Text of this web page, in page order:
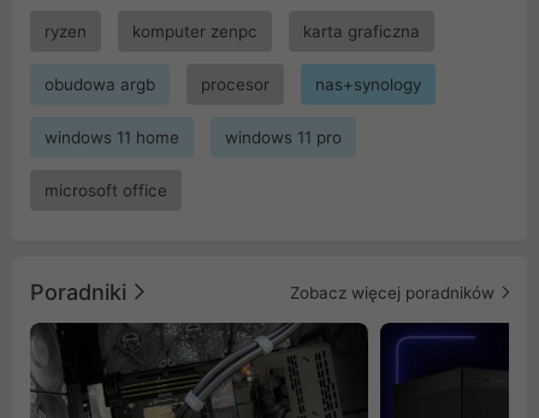
ryzen komputer zenpc karta graficzna
obudowa argb procesor nas+synology
windows 11 home windows 11 pro
microsoft office
Poradniki Zobacz więcej poradników